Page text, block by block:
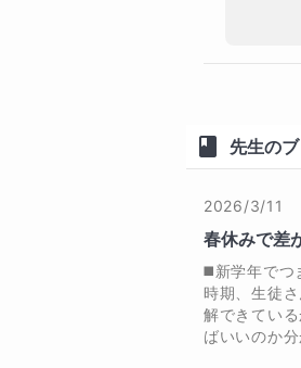
生徒から
・算数から
・体系数学
・数学の定
・数学の
・数学への
・算数や数
・難関大学
・難関大学
・質問しや
先生の
2026/3/11
春休みで差
◼️新学年でつ
時期、生徒
解できてい
ばいいのか